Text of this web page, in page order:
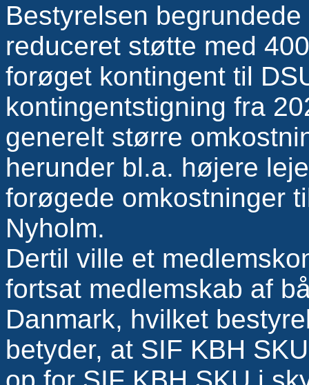
Bestyrelsen
reduceret støtte med
forøget kontingent til
kontingentstigning fra
generelt større
herunder bl.a. højere
forøgede omkostninger
Nyholm.
Dertil ville et
fortsat medlemskab af
Danmark, hvilket
betyder, at SIF KBH